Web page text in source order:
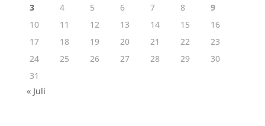
3
4 5 6 7 8
9
10
11 12 13 14 15
16
17
18 19 20 21 22
23
24
25 26 27 28 29
30
31
« Juli